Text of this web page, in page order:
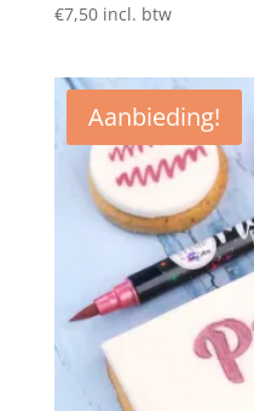
€7,50 incl. btw
Aanbieding!